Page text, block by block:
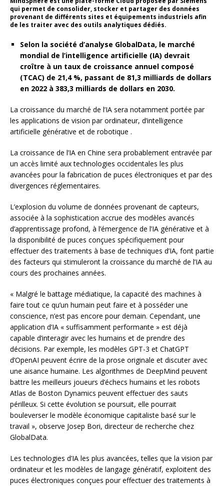
qui permet de consolider, stocker et partager des données
provenant de différents sites et équipements industriels afin
de les traiter avec des outils analytiques dédiés.
Selon la société d’analyse GlobalData, le marché
mondial de l’intelligence artificielle (IA) devrait
croître à un taux de croissance annuel composé
(TCAC) de 21,4 %, passant de 81,3 milliards de dollars
en 2022 à 383,3 milliards de dollars en 2030.
La croissance du marché de l’IA sera notamment portée par
les applications de vision par ordinateur, d’intelligence
artificielle générative et de robotique .
La croissance de l’IA en Chine sera probablement entravée par
un accès limité aux technologies occidentales les plus
avancées pour la fabrication de puces électroniques et par des
divergences réglementaires.
L’explosion du volume de données provenant de capteurs,
associée à la sophistication accrue des modèles avancés
d’apprentissage profond, à l’émergence de l’IA générative et à
la disponibilité de puces conçues spécifiquement pour
effectuer des traitements à base de techniques d’IA, font partie
des facteurs qui stimuleront la croissance du marché de l’IA au
cours des prochaines années.
« Malgré le battage médiatique, la capacité des machines à
faire tout ce qu’un humain peut faire et à posséder une
conscience, n’est pas encore pour demain. Cependant, une
application d’IA « suffisamment performante » est déjà
capable d’interagir avec les humains et de prendre des
décisions. Par exemple, les modèles GPT-3 et ChatGPT
d’OpenAI peuvent écrire de la prose originale et discuter avec
une aisance humaine. Les algorithmes de DeepMind peuvent
battre les meilleurs joueurs d’échecs humains et les robots
Atlas de Boston Dynamics peuvent effectuer des sauts
périlleux. Si cette évolution se poursuit, elle pourrait
bouleverser le modèle économique capitaliste basé sur le
travail », observe Josep Bori, directeur de recherche chez
GlobalData.
Les technologies d’IA les plus avancées, telles que la vision par
ordinateur et les modèles de langage génératif, exploitent des
puces électroniques conçues pour effectuer des traitements à